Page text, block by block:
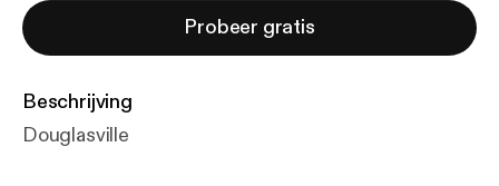
Probeer gratis
Beschrijving
Douglasville